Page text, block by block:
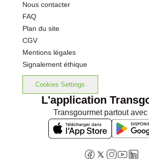
Nous contacter
FAQ
Plan du site
CGV
Mentions légales
Signalement éthique
Cookies Settings
L'application
Transgourmet partout avec